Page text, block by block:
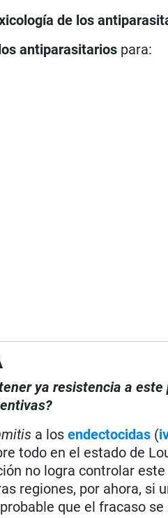
de los
antiparasitarios para:
ya resistencia a este
a losendectocidas (
todo en el estado de
no logra controlar
regiones, por ahora, si
que el fracaso